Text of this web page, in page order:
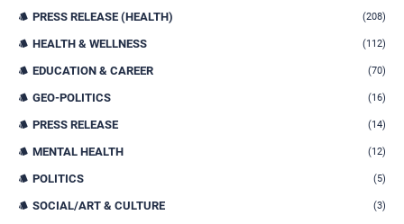
PRESS RELEASE (HEALTH) (208)
HEALTH & WELLNESS (112)
EDUCATION & CAREER (70)
GEO-POLITICS (16)
PRESS RELEASE (14)
MENTAL HEALTH (12)
POLITICS (5)
SOCIAL/ART & CULTURE (3)